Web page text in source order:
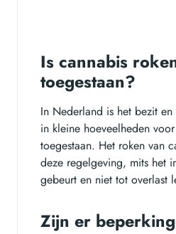
Is cannabis
toegestaan?
In Nederland is het bezit
in kleine hoeveelheden
toegestaan. Het roken van
deze regelgeving, mits het
gebeurt en niet tot overlast
Zijn er